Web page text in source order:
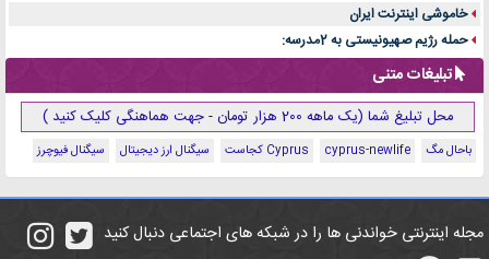
خاموشی اینترنت ایران
حمله رژیم صهیونیستی به 2مدرسه:
تبلیغات متنی
محل تبلیغ شما (یک ماهه 200 هزار تومان - جهت هماهنگی کلیک کنید )
باحال مگ cyprus-newlife Cyprus کجاست سیگنال ارز دیجیتال سیگنال فیوچرز
مجله اینترنتی خواندنی ها را در شبکه های اجتماعی دنبال کنید